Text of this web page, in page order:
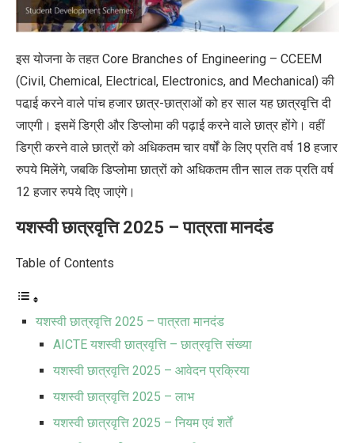
इस योजना के तहत Core Branches of Engineering – CCEEM
(Civil, Chemical, Electrical, Electronics, and Mechanical) की
पढा़ई करने वाले पांच हजार छात्र-छात्राओं को हर साल यह छात्रवृत्ति दी
जाएगी। इसमें डिग्री और डिप्लोमा की पढ़ाई करने वाले छात्र होंगे। वहीं
डिग्री करने वाले छात्रों को अधिकतम चार वर्षों के लिए प्रति वर्ष 18 हजार
रुपये मिलेंगे, जबकि डिप्लोमा छात्रों को अधिकतम तीन साल तक प्रति वर्ष
12 हजार रुपये दिए जाएंगे।
यशस्वी छात्रवृत्ति 2025 –पात्रता मानदंड
Table of Contents
यशस्वी छात्रवृत्ति 2025 – पात्रता मानदंड
AICTE यशस्वी छात्रवृत्ति – छात्रवृत्ति संख्या
यशस्वी छात्रवृत्ति 2025 – आवेदन प्रक्रिया
यशस्वी छात्रवृत्ति 2025 – लाभ
यशस्वी छात्रवृत्ति 2025 – नियम एवं शर्तें